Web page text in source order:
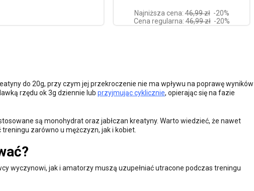
Najniższa cena:46,99 zł -20%
Cena regularna:46,99 zł -20%
do 20g, przy czym jej przekroczenie nie ma wpływu na poprawę wyników
rzędu ok 3g dziennie lub przyjmując cyklicznie, opierając się na fazie
są monohydrat oraz jabłczan kreatyny. Warto wiedzieć, że nawet
zarówno u mężczyzn, jak i kobiet.
wyczynowi, jak i amatorzy muszą uzupełniać utracone podczas treningu